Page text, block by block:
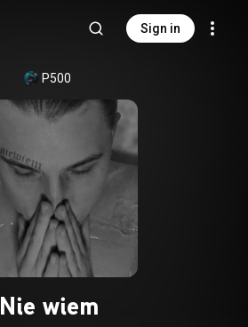
Sign in
P500
Nie wiem